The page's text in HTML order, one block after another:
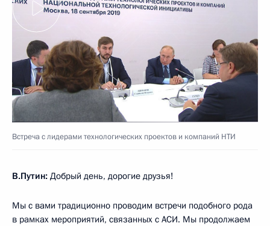
Встреча с лидерами технологических проектов и компаний НТИ
В.Путин: Добрый день, дорогие друзья!
Мы с вами традиционно проводим встречи подобного рода
в рамках мероприятий, связанных с АСИ. Мы продолжаем